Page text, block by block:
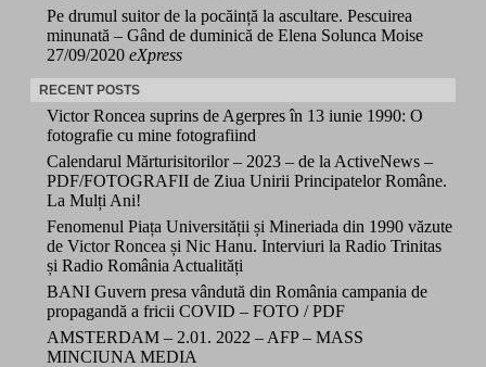
Pe drumul suitor de la pocăință la ascultare. Pescuirea
minunată – Gând de duminică de Elena Solunca Moise
27/09/2020 eXpress
RECENT POSTS
Victor Roncea suprins de Agerpres în 13 iunie 1990: O
fotografie cu mine fotografiind
Calendarul Mărturisitorilor – 2023 – de la ActiveNews –
PDF/FOTOGRAFII de Ziua Unirii Principatelor Române.
La Mulți Ani!
Fenomenul Piața Universității și Mineriada din 1990 văzute
de Victor Roncea și Nic Hanu. Interviuri la Radio Trinitas
și Radio România Actualități
BANI Guvern presa vândută din România campania de
propagandă a fricii COVID – FOTO / PDF
AMSTERDAM – 2.01. 2022 – AFP – MASS
MINCIUNA MEDIA